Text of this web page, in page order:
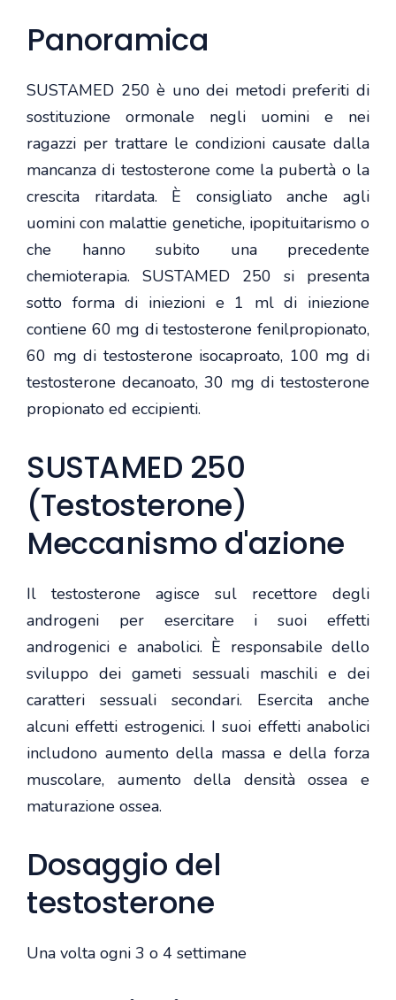
Panoramica
SUSTAMED 250 è uno dei metodi preferiti di
sostituzione ormonale negli uomini e nei
ragazzi per trattare le condizioni causate dalla
mancanza di testosterone come la pubertà o la
crescita ritardata. È consigliato anche agli
uomini con malattie genetiche, ipopituitarismo o
che hanno subito una precedente
chemioterapia. SUSTAMED 250 si presenta
sotto forma di iniezioni e 1 ml di iniezione
contiene 60 mg di testosterone fenilpropionato,
60 mg di testosterone isocaproato, 100 mg di
testosterone decanoato, 30 mg di testosterone
propionato ed eccipienti.
SUSTAMED 250
(Testosterone)
Meccanismo d'azione
Il testosterone agisce sul recettore degli
androgeni per esercitare i suoi effetti
androgenici e anabolici. È responsabile dello
sviluppo dei gameti sessuali maschili e dei
caratteri sessuali secondari. Esercita anche
alcuni effetti estrogenici. I suoi effetti anabolici
includono aumento della massa e della forza
muscolare, aumento della densità ossea e
maturazione ossea.
Dosaggio del
testosterone
Una volta ogni 3 o 4 settimane